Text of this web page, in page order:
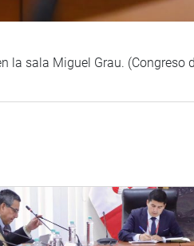
la sala Miguel Grau. (Congreso